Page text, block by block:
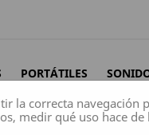
PORTÁTILES
la correcta navegación
medir qué uso hace